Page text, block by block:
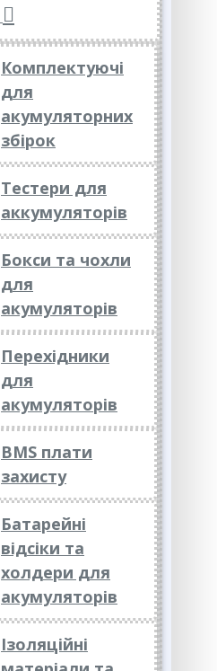
Комплектуючі
для
акумуляторних
збірок
Тестери для
аккумуляторів
Бокси та чохли
для
акумуляторів
Перехідники
для
акумуляторів
BMS плати
захисту
Батарейні
відсіки та
холдери для
акумуляторів
Ізоляційні